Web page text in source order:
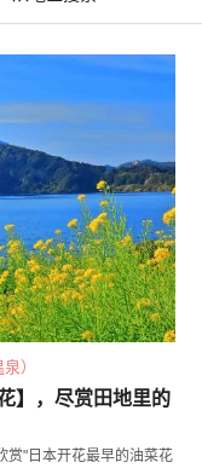
）
】，尽赏田地里的
赏"日本开花最早的油菜花